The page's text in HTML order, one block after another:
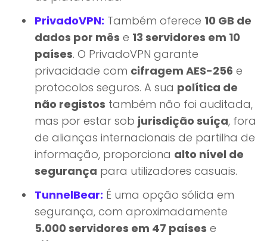
PrivadoVPN: Também oferece 10 GB de
dados por mês e 13 servidores em 10
países. O PrivadoVPN garante
privacidade com cifragem AES-256 e
protocolos seguros. A sua política de
não registos também não foi auditada,
mas por estar sob jurisdição suíça, fora
de alianças internacionais de partilha de
informação, proporciona alto nível de
segurança para utilizadores casuais.
TunnelBear: É uma opção sólida em
segurança, com aproximadamente
5.000 servidores em 47 países e